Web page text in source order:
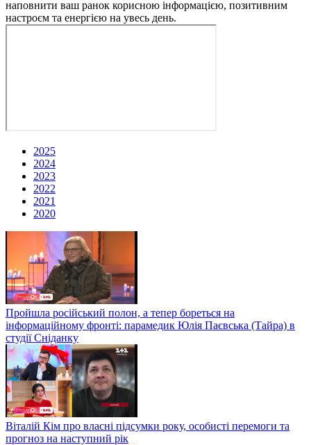
наповнити ваш ранок корисною інформацією, позитивним
настроєм та енергією на увесь день.
2025
2024
2023
2022
2021
2020
Пройшла російський полон, а тепер бореться на
інформаційному фронті: парамедик Юлія Паєвська (Тайра) в
студії Сніданку
Віталій Кім про власні підсумки року, особисті перемоги та
прогноз на наступний рік